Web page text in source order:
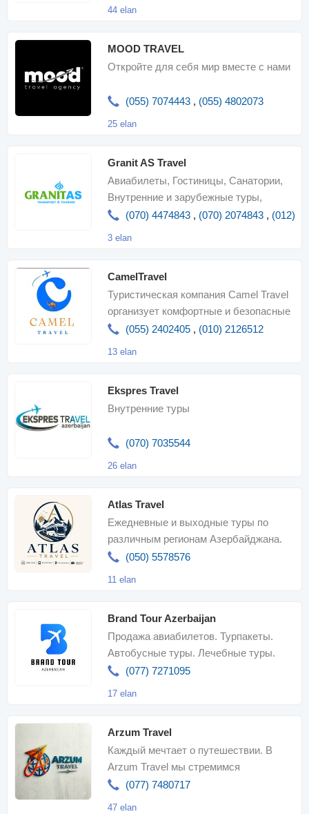
44 elan
MOOD TRAVEL
Откройте для себя мир вместе с нами
(055) 7074443 , (055) 4802073
25 elan
Granit AS Travel
Авиабилеты, Гостиницы, Санатории,
Внутренние и зарубежные туры,
Визовые услуги, Экскурсии, Аренда
(070) 4474843 , (070) 2074843 , (012)
3 elan
CamelTravel
Туристическая компания Camel Travel
организует комфортные и безопасные
туры в Азербайджан и зарубежны
(055) 2402405 , (010) 2126512
13 elan
Ekspres Travel
Внутренние туры
(070) 7035544
26 elan
Atlas Travel
Ежедневные и выходные туры по
различным регионам Азербайджана.
Бронирование отелей и туристических
(050) 5578576
11 elan
Brand Tour Azerbaijan
Продажа авиабилетов. Турпакеты.
Автобусные туры. Лечебные туры.
Организация школьных туров.
(077) 7271095
17 elan
Arzum Travel
Каждый мечтает о путешествии. В
Arzum Travel мы стремимся
превратить эту мечту в комфортное,
(077) 7480717
47 elan